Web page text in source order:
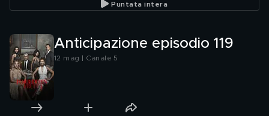
Puntata intera
Anticipazione episodio 119
12 mag | Canale 5